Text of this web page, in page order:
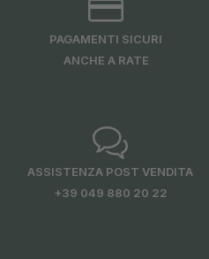
PAGAMENTI SICURI
ANCHE A RATE
ASSISTENZA POST VENDITA
+39 049 880 20 22